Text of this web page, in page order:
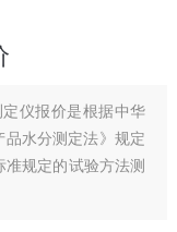
仪报价是根据中华
水分测定法》规定
规定的试验方法测